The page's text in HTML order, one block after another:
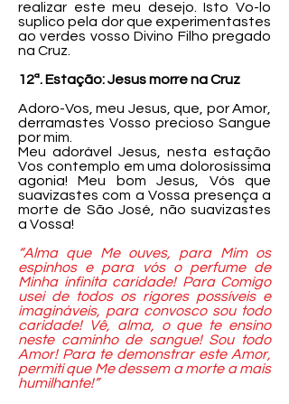
realizar este meu desejo. Isto Vo-lo
suplico pela dor que experimentastes
ao verdes vosso Divino Filho pregado
na Cruz.
12ª. Estação: Jesus morre na Cruz
Adoro-Vos, meu Jesus, que, por Amor,
derramastes Vosso precioso Sangue
por mim.
Meu adorável Jesus, nesta estação
Vos contemplo em uma dolorosíssima
agonia! Meu bom Jesus, Vós que
suavizastes com a Vossa presença a
morte de São José, não suavizastes
a Vossa!
“Alma que Me ouves, para Mim os
espinhos e para vós o perfume de
Minha infinita caridade! Para Comigo
usei de todos os rigores possíveis e
imagináveis, para convosco sou todo
caridade! Vê, alma, o que te ensino
neste caminho de sangue! Sou todo
Amor! Para te demonstrar este Amor,
permiti que Me dessem a morte a mais
humilhante!”